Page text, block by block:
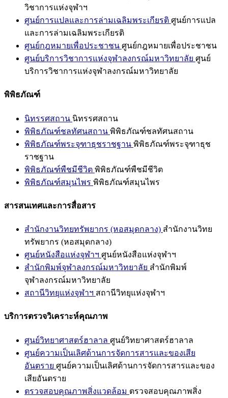
วิชาการแห่งจุฬาฯ
ศูนย์การแปลและการล่ามเฉลิมพระเกียรติ ศูนย์การแปล
และการล่ามเฉลิมพระเกียรติ
ศูนย์กฎหมายเพื่อประชาชน ศูนย์กฎหมายเพื่อประชาชน
ศูนย์บริการวิชาการแห่งจุฬาลงกรณ์มหาวิทยาลัย ศูนย์
บริการวิชาการแห่งจุฬาลงกรณ์มหาวิทยาลัย
พิพิธภัณฑ์
นิทรรศสถาน นิทรรศสถาน
พิพิธภัณฑ์ชลทัศนสถาน พิพิธภัณฑ์ชลทัศนสถาน
พิพิธภัณฑ์พระจุฑาธุชราชฐาน พิพิธภัณฑ์พระจุฑาธุช
ราชฐาน
พิพิธภัณฑ์พืชมีชีวิต พิพิธภัณฑ์พืชมีชีวิต
พิพิธภัณฑ์สมุนไพร พิพิธภัณฑ์สมุนไพร
สารสนเทศและการสื่อสาร
สำนักงานวิทยทรัพยากร (หอสมุดกลาง) สำนักงานวิทย
ทรัพยากร (หอสมุดกลาง)
ศูนย์หนังสือแห่งจุฬาฯ ศูนย์หนังสือแห่งจุฬาฯ
สำนักพิมพ์จุฬาลงกรณ์มหาวิทยาลัย สำนักพิมพ์
จุฬาลงกรณ์มหาวิทยาลัย
สถานีวิทยุแห่งจุฬาฯ สถานีวิทยุแห่งจุฬาฯ
บริการตรวจวิเคราะห์คุณภาพ
ศูนย์วิทยาศาสตร์ฮาลาล ศูนย์วิทยาศาสตร์ฮาลาล
ศูนย์ความเป็นเลิศด้านการจัดการสารและของเสีย
อันตราย ศูนย์ความเป็นเลิศด้านการจัดการสารและของ
เสียอันตราย
ตรวจสอบคุณภาพสิ่งแวดล้อม ตรวจสอบคุณภาพสิ่ง